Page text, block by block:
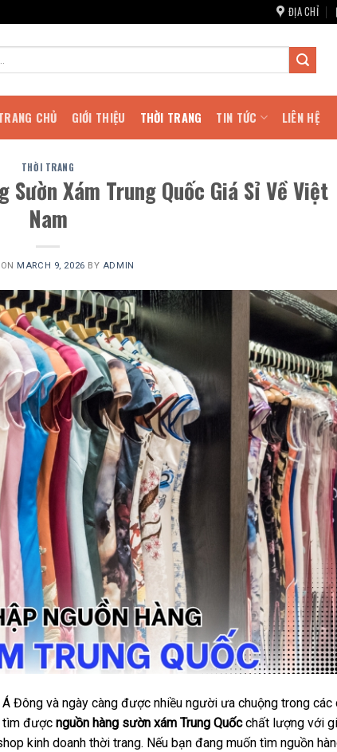
ĐỊA CHỈ
CHỦ GIỚI THIỆU THỜI TRANG TIN TỨC LIÊN HỆ
THỜI TRANG
Sườn Xám Trung Quốc Giá Sỉ Về Việt
Nam
MARCH 9, 2026 BY ADMIN
Đông và ngày càng được nhiều người ưa chuộng trong các
tìm được nguồn hàng sườn xám Trung Quốcchất lượng với
kinh doanh thời trang. Nếu bạn đang muốn tìm nguồn